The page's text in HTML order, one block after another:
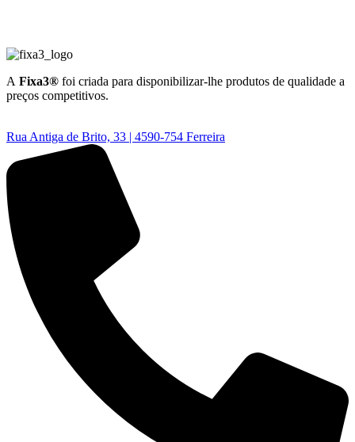
A Fixa3® foi criada para disponibilizar-lhe produtos de qualidade a
preços competitivos.
Rua Antiga de Brito, 33 | 4590-754 Ferreira